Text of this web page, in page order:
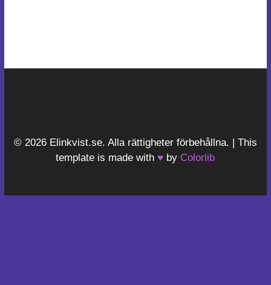
© 2026 Elinkvist.se. Alla rättigheter förbehållna. | This
template is made with ♥ by Colorlib